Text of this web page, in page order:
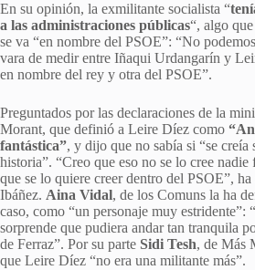
En su opinión, la exmilitante socialista “
a las administraciones públicas“, algo
se va “en nombre del PSOE”: “No
vara de medir entre Iñaqui Urdangarín y
en nombre del rey y otra del PSOE”.
Preguntados por las declaraciones de la
Morant, que definió a Leire Díez como
fantástica”, y dijo que no sabía si “se creía
historia”. “Creo que eso no se lo cree nadie
que se lo quiere creer dentro del PSOE”,
Ibáñez. Aina Vidal, de los Comuns la ha
caso, como “un personaje muy estridente”:
sorprende que pudiera andar tan tranquila
de Ferraz”. Por su parte Sidi Tesh, de Más
que Leire Díez “no era una militante más”.